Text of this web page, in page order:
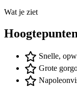
Wat je ziet
Hoogtepunten
Snelle,
Grote